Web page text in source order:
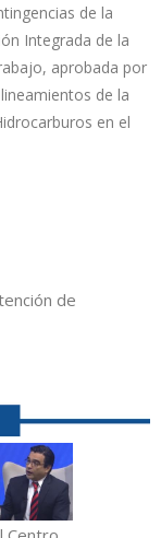
de la
Integrada de la
aprobada por
de la
en el
de